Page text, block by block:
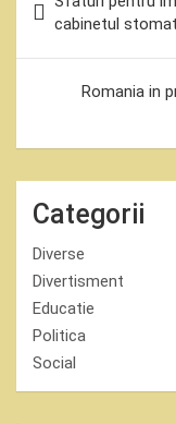
în
articole
cabinetul
Romania in
Categorii
Diverse
Divertisment
Educatie
Politica
Social